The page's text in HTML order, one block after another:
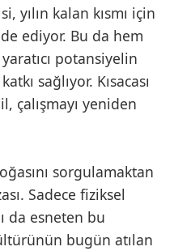
yılın kalan kısmı için
ediyor. Bu da hem
potansiyelin
sağlıyor. Kısacası
çalışmayı yeniden
sorgulamaktan
Sadece fiziksel
da esneten bu
bugün atılan